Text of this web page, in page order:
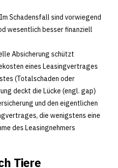
Schadensfall sind vorwiegend
wesentlich besser finanziell
Absicherung schützt
eines Leasingvertrages
(Totalschaden oder
deckt die Lücke (engl. gap)
und den eigentlichen
die wenigstens eine
des Leasingnehmers
Tiere